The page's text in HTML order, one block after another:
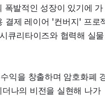
폭발적인 성장이 있기에 가
결제 레이어 '컨버지' 프로
큐리타이즈와 협력해 실물
익을 창출하며 암호화폐
나의 비전을 실현해 나가